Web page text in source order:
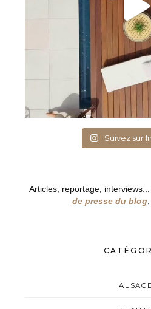
Suivez sur
Articles, reportage,
de presse du blog,
ALSACE